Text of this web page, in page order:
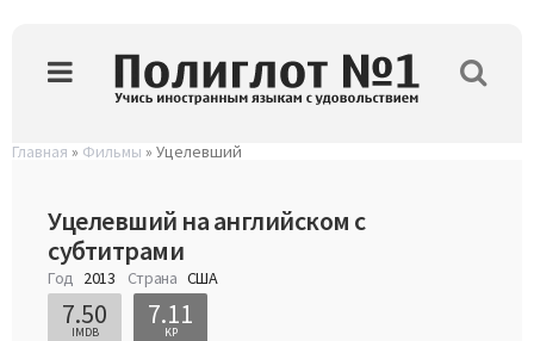
Главная » Фильмы » Уцелевший
Уцелевший на английском с
субтитрами
Год 2013 Страна США
7.11
KP
7.50
IMDB